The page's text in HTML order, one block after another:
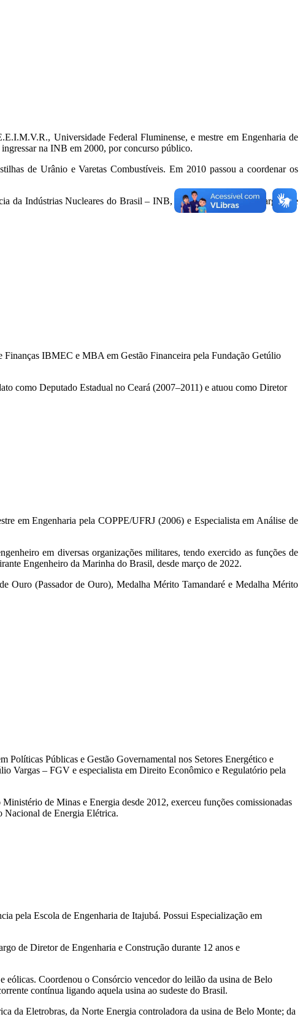
Universidade Federal Fluminense, e mestre em Engenharia de
na INB em 2000, por concurso público.
de Urânio e Varetas Combustíveis. Em 2010 passou a coordenar os
da Indústrias Nucleares do Brasil – INB, em outubro de 2017, cargo que
IBMEC e MBA em Gestão Financeira pela Fundação Getúlio
como Deputado Estadual no Ceará (2007–2011) e atuou como Diretor
em Engenharia pela COPPE/UFRJ (2006) e Especialista em Análise de
em diversas organizações militares, tendo exercido as funções de
Engenheiro da Marinha do Brasil, desde março de 2022.
Ouro (Passador de Ouro), Medalha Mérito Tamandaré e Medalha Mérito
Públicas e Gestão Governamental nos Setores Energético e
Vargas – FGV e especialista em Direito Econômico e Regulatório pela
de Minas e Energia desde 2012, exerceu funções comissionadas
Nacional de Energia Elétrica.
pela Escola de Engenharia de Itajubá. Possui Especialização em
de Diretor de Engenharia e Construção durante 12 anos e
eólicas. Coordenou o Consórcio vencedor do leilão da usina de Belo
contínua ligando aquela usina ao sudeste do Brasil.
da Eletrobras, da Norte Energia controladora da usina de Belo Monte; da